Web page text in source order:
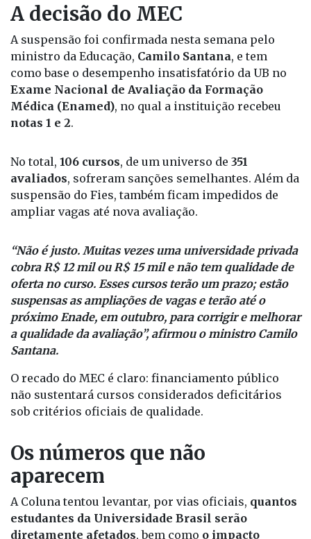
A decisão do MEC
A suspensão foi confirmada nesta semana pelo
ministro da Educação, Camilo Santana, e tem
como base o desempenho insatisfatório da UB no
Exame Nacional de Avaliação da Formação
Médica (Enamed), no qual a instituição recebeu
notas 1 e 2.
No total, 106 cursos, de um universo de 351
avaliados, sofreram sanções semelhantes. Além da
suspensão do Fies, também ficam impedidos de
ampliar vagas até nova avaliação.
“Não é justo. Muitas vezes uma universidade privada
cobra R$ 12 mil ou R$ 15 mil e não tem qualidade de
oferta no curso. Esses cursos terão um prazo; estão
suspensas as ampliações de vagas e terão até o
próximo Enade, em outubro, para corrigir e melhorar
a qualidade da avaliação”, afirmou o ministro Camilo
Santana.
O recado do MEC é claro: financiamento público
não sustentará cursos considerados deficitários
sob critérios oficiais de qualidade.
Os números que não
aparecem
A Coluna tentou levantar, por vias oficiais, quantos
estudantes da Universidade Brasil serão
diretamente afetados, bem como o impacto